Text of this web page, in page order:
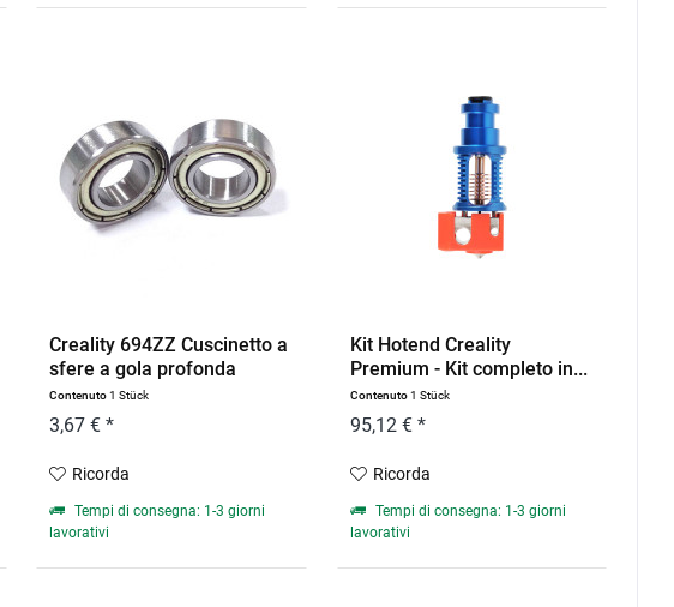
Creality 694ZZ Cuscinetto a
sfere a gola profonda
Contenuto1 Stück
3,67 € *
Ricorda
Tempi di consegna: 1-3 giorni
lavorativi
Kit Hotend Creality
Premium - Kit completo in...
Contenuto1 Stück
95,12 € *
Ricorda
Tempi di consegna: 1-3 giorni
lavorativi